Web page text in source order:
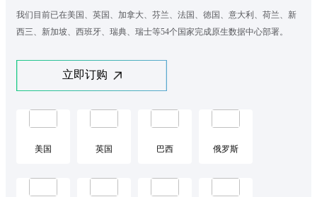
我们目前已在美国、英国、加拿大、芬兰、法国、徳国、意大利、荷兰、新
西三、新加坡、西班牙、瑞典、瑞士等54个国家完成原生数据中心部署。
立即订购
美国 英国 巴西 俄罗斯